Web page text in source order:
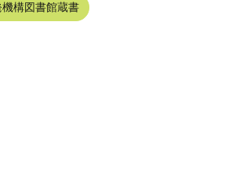
構図書館蔵書